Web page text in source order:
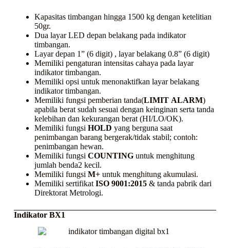
Kapasitas timbangan hingga 1500 kg dengan ketelitian
50gr.
Dua layar LED depan belakang pada indikator
timbangan.
Layar depan 1” (6 digit) , layar belakang 0.8” (6 digit)
Memiliki pengaturan intensitas cahaya pada layar
indikator timbangan.
Memiliki opsi untuk menonaktifkan layar belakang
indikator timbangan.
Memiliki fungsi pemberian tanda(LIMIT ALARM)
apabila berat sudah sesuai dengan keinginan serta tanda
kelebihan dan kekurangan berat (HI/LO/OK).
Memiliki fungsi HOLD yang berguna saat
penimbangan barang bergerak/tidak stabil; contoh:
penimbangan hewan.
Memiliki fungsi COUNTING untuk menghitung
jumlah benda2 kecil.
Memiliki fungsi M+ untuk menghitung akumulasi.
Memiliki sertifikat ISO 9001:2015& tanda pabrik dari
Direktorat Metrologi.
Indikator BX1